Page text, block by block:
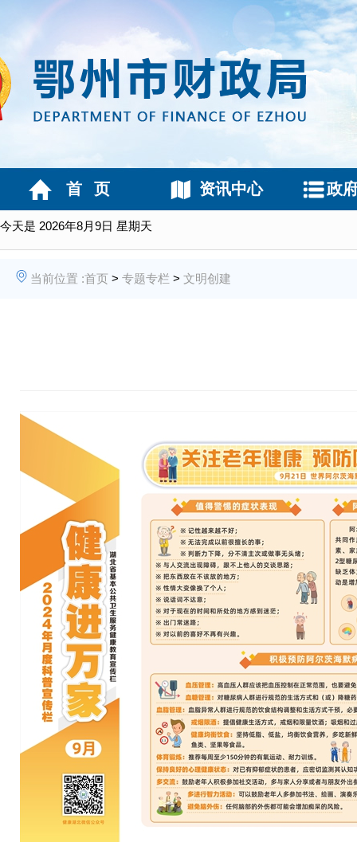
今天是 2026年8月9日 星期天
首 页 资讯中心 政
当前位置 :首页 > 专题专栏 > 文明创建